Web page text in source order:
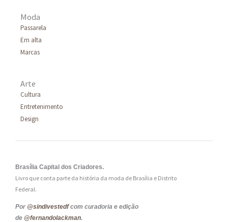
Moda
Passarela
Em alta
Marcas
Arte
Cultura
Entretenimento
Design
Brasília Capital dos Criadores.
Livro que conta parte da história da moda de Brasília e Distrito
Federal.
Por @sindivestedfcom curadoria e edição
de @fernandolackman.